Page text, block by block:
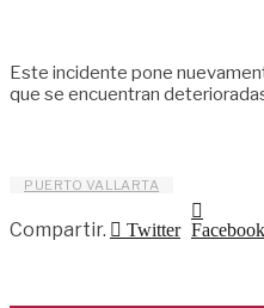
Este incidente pone
que se encuentran
PUERTO VALLARTA
Compartir. Twitter Facebook